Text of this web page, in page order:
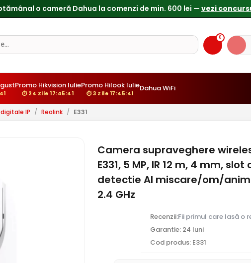
o cameră Dahua la comenzi de min. 600 lei — vezi
0
Promo Hikvision Iulie
⏱ 24 Zile 17:45:40
Promo Hilook Iulie
⏱ 3 Zile 17:45:40
Dahua WiFi
IP / Reolink / E331
Camera supraveghere
E331, 5 MP, IR 12 m, 4 mm,
detectie AI miscare/om/
2.4 GHz
Recenzii:Fii primul care lasă o
Garantie: 24 luni
Cod produs: E331